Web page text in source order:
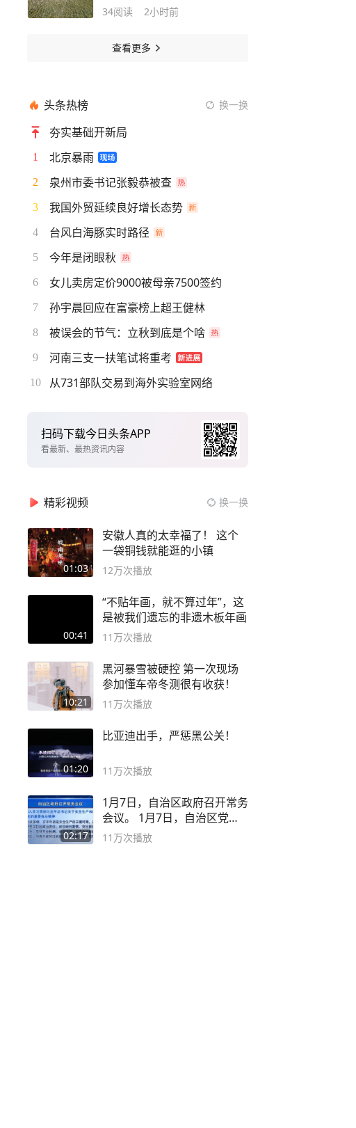
34阅读 2小时前
查看更多
头条热榜 换一换
夯实基础开新局
1 北京暴雨
2 泉州市委书记张毅恭被查
3 我国外贸延续良好增长态势
4 台风白海豚实时路径
5 今年是闭眼秋
6 女儿卖房定价9000被母亲7500签约
7 孙宇晨回应在富豪榜上超王健林
8 被误会的节气：立秋到底是个啥
9 河南三支一扶笔试将重考
10 从731部队交易到海外实验室网络
扫码下载今日头条APP
看最新、最热资讯内容
精彩视频 换一换
01:03
安徽人真的太幸福了！ 这个
一袋铜钱就能逛的小镇
12万次播放
00:41
“不贴年画，就不算过年”，这
是被我们遗忘的非遗木板年画
11万次播放
10:21
黑河暴雪被硬控 第一次现场
参加懂车帝冬测很有收获！
11万次播放
01:20
比亚迪出手，严惩黑公关！
11万次播放
02:17
1月7日，自治区政府召开常务
会议。 1月7日，自治区党委
副书记
11万次播放